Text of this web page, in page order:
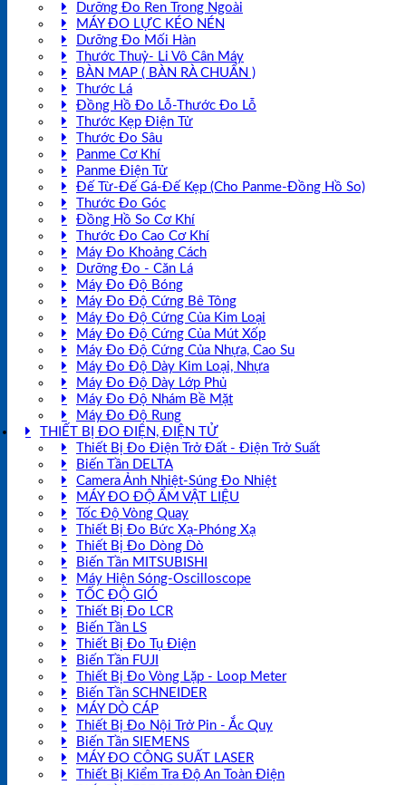
Dưỡng Đo Ren Trong Ngoài
MÁY ĐO LỰC KÉO NÉN
Dưỡng Đo Mối Hàn
Thước Thuỷ- Li Vô Cân Máy
BÀN MAP ( BÀN RÀ CHUẨN )
Thước Lá
Đồng Hồ Đo Lỗ-Thước Đo Lỗ
Thước Kẹp Điện Tử
Thước Đo Sâu
Panme Cơ Khí
Panme Điện Tử
Đế Từ-Đế Gá-Đế Kẹp (Cho Panme-Đồng Hồ So)
Thước Đo Góc
Đồng Hồ So Cơ Khí
Thước Đo Cao Cơ Khí
Máy Đo Khoảng Cách
Dưỡng Đo - Căn Lá
Máy Đo Độ Bóng
Máy Đo Độ Cứng Bê Tông
Máy Đo Độ Cứng Của Kim Loại
Máy Đo Độ Cứng Của Mút Xốp
Máy Đo Độ Cứng Của Nhựa, Cao Su
Máy Đo Độ Dày Kim Loại, Nhựa
Máy Đo Độ Dày Lớp Phủ
Máy Đo Độ Nhám Bề Mặt
Máy Đo Độ Rung
THIẾT BỊ ĐO ĐIỆN, ĐIỆN TỬ
Thiết Bị Đo Điện Trở Đất - Điện Trở Suất
Biến Tần DELTA
Camera Ảnh Nhiệt-Súng Đo Nhiệt
MÁY ĐO ĐỘ ẨM VẬT LIỆU
Tốc Độ Vòng Quay
Thiết Bị Đo Bức Xạ-Phóng Xạ
Thiết Bị Đo Dòng Dò
Biến Tần MITSUBISHI
Máy Hiện Sóng-Oscilloscope
TỐC ĐỘ GIÓ
Thiết Bị Đo LCR
Biến Tần LS
Thiết Bị Đo Tụ Điện
Biến Tần FUJI
Thiết Bị Đo Vòng Lặp - Loop Meter
Biến Tần SCHNEIDER
MÁY DÒ CÁP
Thiết Bị Đo Nội Trở Pin - Ắc Quy
Biến Tần SIEMENS
MÁY ĐO CÔNG SUẤT LASER
Thiết Bị Kiểm Tra Độ An Toàn Điện